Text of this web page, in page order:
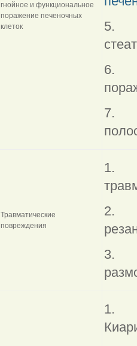
гнойное и функциональное
поражение печеночных
клеток
5.
6.
Травматические
повреждения
1.
2.
3.